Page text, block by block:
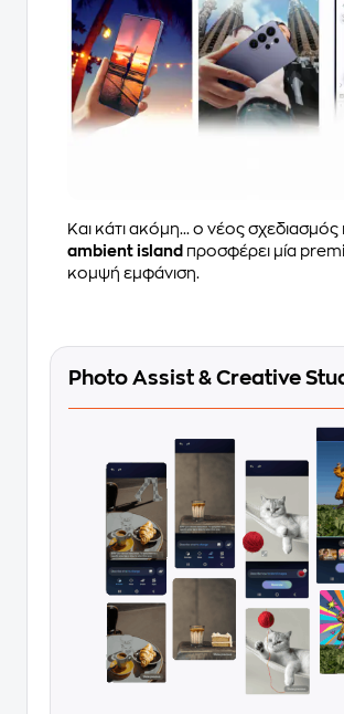
Και κάτι ακόμη... ο νέος
ambient island προσφέρει μία
κομψή εμφάνιση.
Photo Assist & Creative